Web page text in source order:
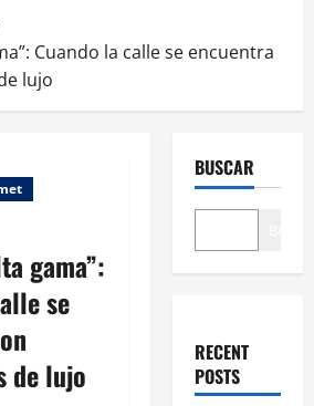
Cuando la calle se encuentra
lujo
gama”:
se
de lujo
BUSCAR
RECENT
POSTS